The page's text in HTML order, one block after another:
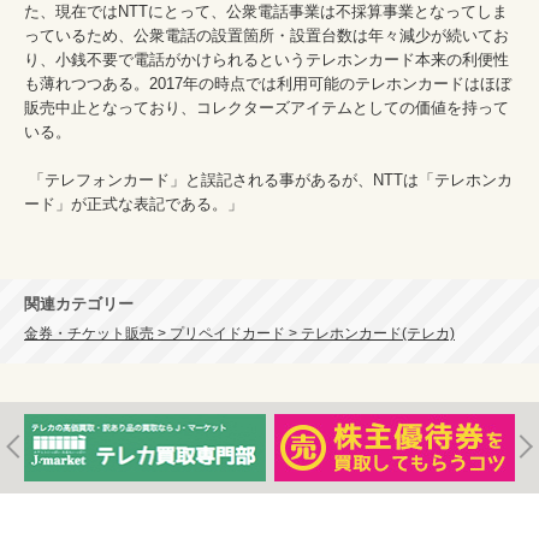
た、現在ではNTTにとって、公衆電話事業は不採算事業となってしま
っているため、公衆電話の設置箇所・設置台数は年々減少が続いてお
り、小銭不要で電話がかけられるというテレホンカード本来の利便性
も薄れつつある。2017年の時点では利用可能のテレホンカードはほぼ
販売中止となっており、コレクターズアイテムとしての価値を持って
いる。
ード」が正式な表記である。」
関連カテゴリー
金券・チケット販売 > プリペイドカード > テレホンカード(テレカ)